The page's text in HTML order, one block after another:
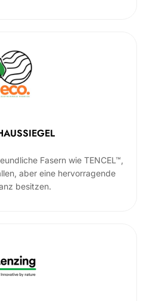
Fasern wie TENCEL™,
aber eine hervorragende
besitzen.